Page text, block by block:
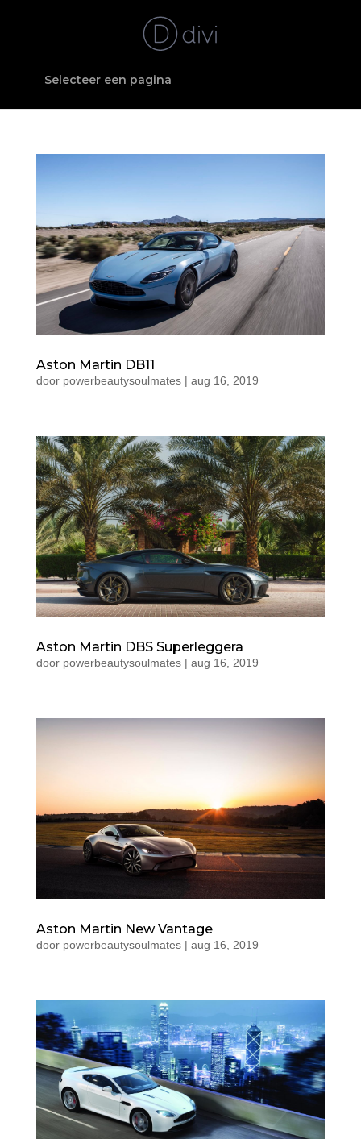
Selecteer een pagina
Aston Martin DB11
door powerbeautysoulmates| aug 16, 2019
Aston Martin DBS Superleggera
door powerbeautysoulmates| aug 16, 2019
Aston Martin New Vantage
door powerbeautysoulmates| aug 16, 2019